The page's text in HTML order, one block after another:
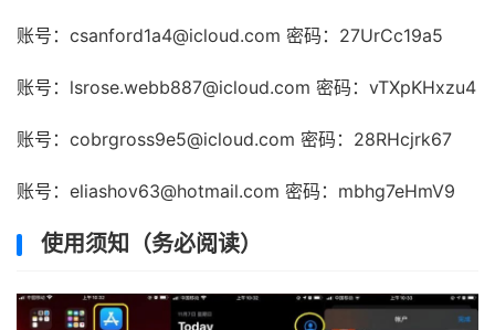
账号：csanford1a4@icloud.com 密码：27UrCc19a5
账号：lsrose.webb887@icloud.com 密码：vTXpKHxzu4
账号：cobrgross9e5@icloud.com 密码：28RHcjrk67
账号：eliashov63@hotmail.com 密码：mbhg7eHmV9
使用须知（务必阅读）